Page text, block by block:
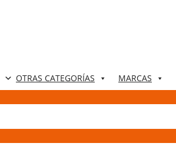
OTRAS CATEGORÍAS MARCAS